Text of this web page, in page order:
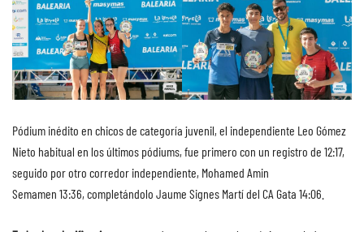
Pódium inédito en chicos de categoría juvenil, el independiente Leo Gómez
Nieto habitual en los últimos pódiums, fue primero con un registro de 12:17,
seguido por otro corredor independiente, Mohamed Amin
Semamen 13:36, completándolo Jaume Signes Martí del CA Gata 14:06.